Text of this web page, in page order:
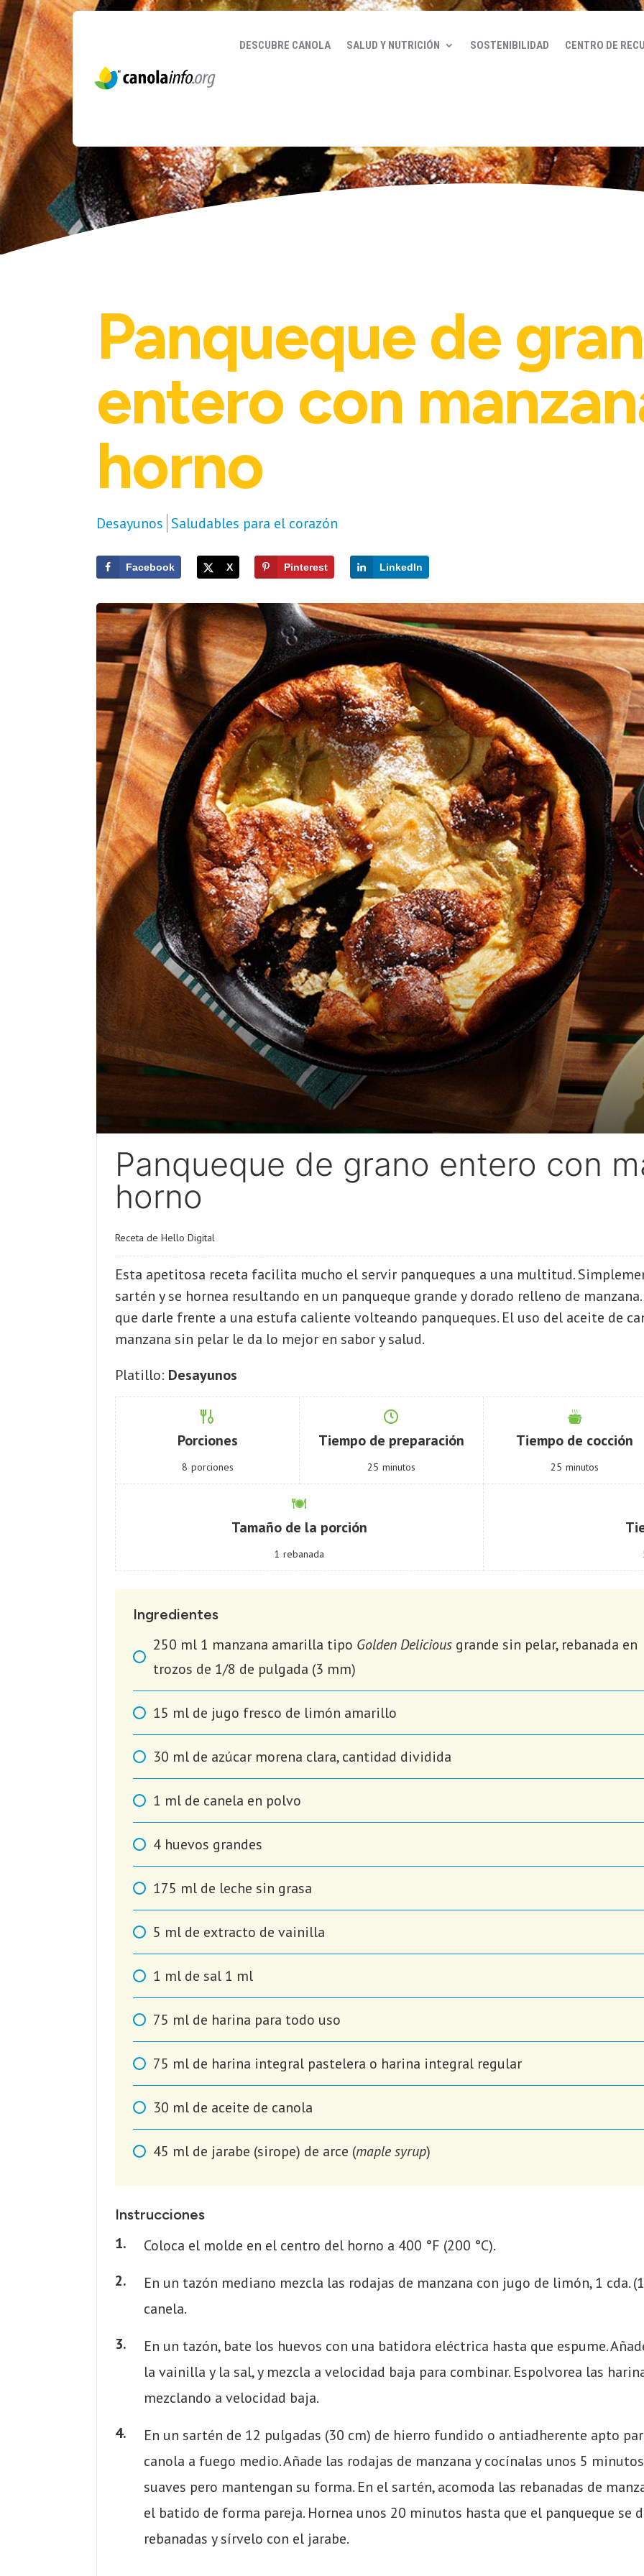
DESCUBRE CANOLA SALUD Y NUTRICIÓN SOSTENIBILIDAD CENTRO DE
Panqueque de
entero con
horno
Desayunos Saludables para el corazón
Facebook X Pinterest LinkedIn
Panqueque de grano entero con
horno
Receta de Hello Digital
Esta apetitosa receta facilita mucho el servir panqueques a una multitud.
sartén y se hornea resultando en un panqueque grande y dorado relleno de
que darle frente a una estufa caliente volteando panqueques. El uso del aceite de
manzana sin pelar le da lo mejor en sabor y salud.
Platillo: Desayunos
Porciones
8 porciones
Tiempo de preparación
25 minutos
Tiempo de cocción
25 minutos
Tamaño de la porción
1 rebanada
Ingredientes
250 ml 1 manzana amarilla tipo Golden Delicious grande sin pelar, rebanada en
trozos de 1/8 de pulgada (3 mm)
15 ml de jugo fresco de limón amarillo
30 ml de azúcar morena clara, cantidad dividida
1 ml de canela en polvo
4 huevos grandes
175 ml de leche sin grasa
5 ml de extracto de vainilla
1 ml de sal 1 ml
75 ml de harina para todo uso
75 ml de harina integral pastelera o harina integral regular
30 ml de aceite de canola
45 ml de jarabe (sirope) de arce (maple syrup)
Instrucciones
Coloca el molde en el centro del horno a 400 °F (200 °C).
En un tazón mediano mezcla las rodajas de manzana con jugo de limón, 1 cda.
canela.
En un tazón, bate los huevos con una batidora eléctrica hasta que espume.
la vainilla y la sal, y mezcla a velocidad baja para combinar. Espolvorea las
mezclando a velocidad baja.
En un sartén de 12 pulgadas (30 cm) de hierro fundido o antiadherente apto
canola a fuego medio. Añade las rodajas de manzana y cocínalas unos 5
suaves pero mantengan su forma. En el sartén, acomoda las rebanadas de
el batido de forma pareja. Hornea unos 20 minutos hasta que el panqueque se
rebanadas y sírvelo con el jarabe.